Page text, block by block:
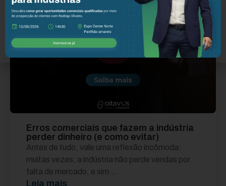
Erros comerciais que fazem a indústria
perder dinheiro (e como evitar)
Antes de tudo, vale uma reflexão incômoda:
muitas vezes, a indústria não perde vendas por
falta de mercado, e sim...
Leia mais